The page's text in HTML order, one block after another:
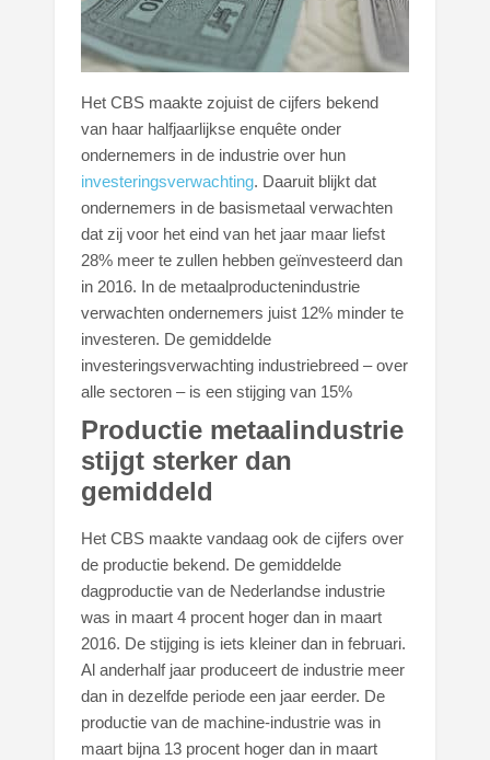
Het CBS maakte zojuist de cijfers bekend
van haar halfjaarlijkse enquête onder
ondernemers in de industrie over hun
investeringsverwachting. Daaruit blijkt dat
ondernemers in de basismetaal verwachten
dat zij voor het eind van het jaar maar liefst
28% meer te zullen hebben geïnvesteerd dan
in 2016. In de metaalproductenindustrie
verwachten ondernemers juist 12% minder te
investeren. De gemiddelde
investeringsverwachting industriebreed – over
alle sectoren – is een stijging van 15%
Productie metaalindustrie
stijgt sterker dan
gemiddeld
Het CBS maakte vandaag ook de cijfers over
de productie bekend. De gemiddelde
dagproductie van de Nederlandse industrie
was in maart 4 procent hoger dan in maart
2016. De stijging is iets kleiner dan in februari.
Al anderhalf jaar produceert de industrie meer
dan in dezelfde periode een jaar eerder. De
productie van de machine-industrie was in
maart bijna 13 procent hoger dan in maart